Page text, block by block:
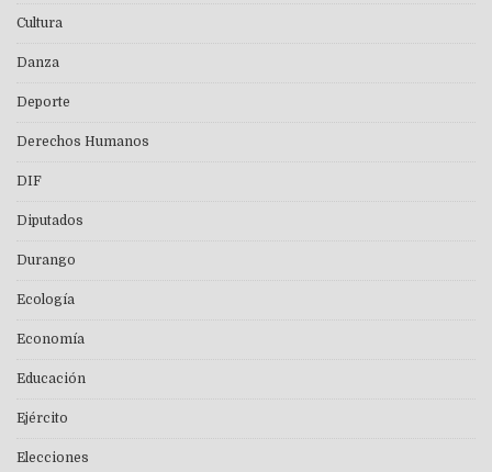
Cultura
Danza
Deporte
Derechos Humanos
DIF
Diputados
Durango
Ecología
Economía
Educación
Ejército
Elecciones